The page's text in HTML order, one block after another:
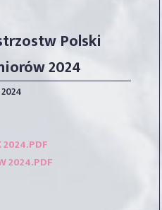
Polski
2024
2024.PDF
2024.PDF